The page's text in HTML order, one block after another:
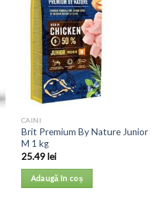
CAINI
Brit Premium By Nature Junior
M 1 kg
25.49lei
Adaugă în coș